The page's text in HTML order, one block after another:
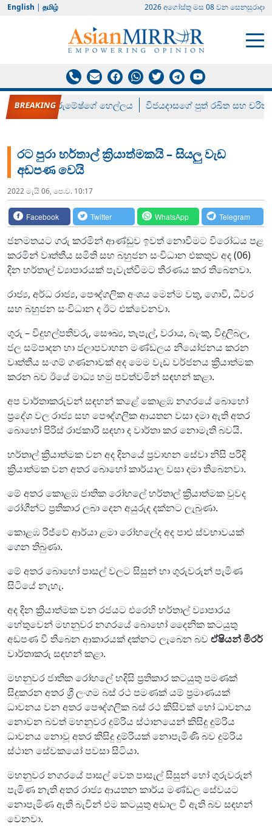
English | தமிழ் 2026 අගෝස්‍තු මස 08 වන සෙනසුරාදා
රන් ගෙනා රුමේෂ්ගේ හෙල්ලය විජයදාසගේ පුත් රඛිත සහ චරිත්
රට පුරා හර්තාල් ක්‍රියාත්මකයි – සියලු වැඩ
අඩපණ වෙයි
2022 මැයි 06, පෙ.ව. 10:17
Facebook Twitter WhatsApp Telegram
ජනමතයට ගරු කරමින් ආණ්ඩුව ඉවත් නොවීමට විරෝධය පළ
කරමින් වෘත්තීය සමිති සහ බහුජන සංවිධාන එකතුව අද (06)
දින හර්තාල් ව්‍යාපාරයක් පැවැත්වීමට තීරණය කර තිබෙනවා.
රාජ්‍ය, අර්ධ රාජ්‍ය, පෞද්ගලික අංශය මෙන්ම වතු, ගොවි, ධීවර
සහ බහුජන සංවිධාන ද ඊට එක්වෙනවා.
ගුරු – විදුහල්පතිවරු, සෞඛ්‍ය, තැපැල්, වරාය, බැංකු, විදුලිබල,
ජල සම්පාදන හා ජලාපවාහන මණ්ඩලය නියෝජනය කරන
වෘත්තීය සංගම් ගණනාවක් අද මෙම වැඩ වර්ජනය ක්‍රියාත්මක
කරන බව ඊයේ මාධ්‍ය හමු පවත්වමින් සඳහන් කළා.
අප වාර්තාකරුවන් සඳහන් කළේ කොළඹ නගරයේ බොහෝ
ප්‍රදේශ වල රාජ්‍ය සහ පෞද්ගලික ආයතන වසා දමා ඇති අතර
බොහෝ පිරිස් රාජකාරි සඳහා ද වාර්තා කර නොමැති බවයි.
හර්තාල් ක්‍රියාත්මක වන අද දිනයේ ප්‍රවාහන සේවා නිසි පරිදි
ක්‍රියාත්මක වන අතර බොහෝ කාර්යාල වසා දමා තිබෙනවා.
මේ අතර කොළඹ ජාතික රෝහලේ හර්තාල් ක්‍රියාත්මක වුවද
රෝගීන්ට ප්‍රතිකාර ලබා දෙන අයුරුද දක්නට ලැබුණා.
කොළඹ රිජ්වේ ආර්යා ළමා රෝහලේද අද පාළු ස්වභාවයක්
ගෙන තිබුණා.
මේ අතර බොහෝ පාසල් වලට සිසුන් හා ගුරුවරුන් පැමිණ
සිටියේ නැහැ.
අද දින ක්‍රියාත්මක වන රජයට එරෙහි හර්තාල් ව්‍යාපාරය
හේතුවෙන් මහනුවර නගරයේ බොහෝ දෛනික කටයුතු
අඩපණ වී තිබෙන ආකාරයක් දක්නට ලැබෙන බව ඒෂියන් මිරර්
වාර්තාකරු සඳහන් කළා.
මහනුවර ජාතික රෝහලේ හදිසි ප්‍රතිකාර කටයුතු පමණක්
සිදුකරන අතර ශ්‍රී ලංගම බස් රථ පමණක් යම් ප්‍රමාණයක්
ධාවනය වන අතර පෞද්ගලික බස් රථ කිසිවක් හෝ ධාවනය
නොවන බවත් මහනුවර දුම්රිය ස්ථානයෙන් කිසිදු දුම්රිය
ධාවනය නොවූ අතර කිසිදු දුම්රියක් නොපැමිණි බව දුම්රිය
ස්ථාන සේවකයෝ පවසා සිටියා.
මහනුවර නගරයේ පාසල් වෙත පාසැල් සිසුන් හෝ ගුරුවරුන්
පැමිණ නැති අතර රාජ්‍ය ආයතන කාර්ය මණ්ඩල සේවයට
නොපැමිණ ඇති බැවින් එම කටයුතු අඩාල වී ඇති බව සඳහන්
වෙනවා.